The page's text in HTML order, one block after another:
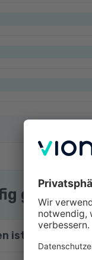
gestellte
ist die